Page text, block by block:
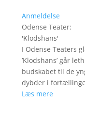
Anmeldelse
Odense Teater:
'Klodshans'
I Odense Teaters
’Klodshans’ går
budskabet til de
dybder i
Læs mere